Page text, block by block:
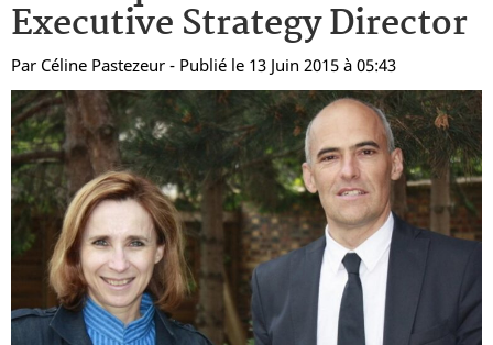
Executive Strategy Director
Par Céline Pastezeur - Publié le 13 Juin 2015 à 05:43